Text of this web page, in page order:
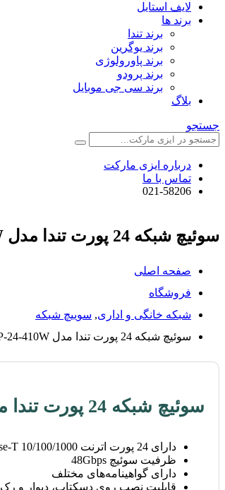
لایف استایل
برند ها
برند تندا
برند یوگرین
برند پاورولوژی
برند پرودو
برند سی جی موبایل
بلاگ
جستجو
درباره ایزی مارکت
تماس با ما
021-58206
سوئیچ شبکه 24 پورت تندا مدل TEG1126P-24-410W
صفحه اصلی
فروشگاه
شبکه خانگی و اداری, سوییچ شبکه
سوئیچ شبکه 24 پورت تندا مدل TEG1126P-24-410W
سوئیچ شبکه 24 پورت تندا مدل TEG1126P-24-410W
دارای 24 پورت اترنت 10/100/1000 Base-T
ظرفیت سوئیچ 48Gbps
دارای گواهینامه‌های مختلف
قابلیت نصب روی دسکتاپ، دیوار و رک